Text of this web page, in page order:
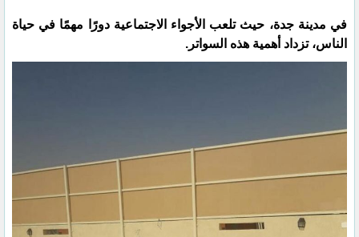
في مدينة جدة، حيث تلعب الأجواء الاجتماعية دورًا مهمًا في حياة
الناس، تزداد أهمية هذه السواتر.